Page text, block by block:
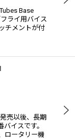
Base
ライ用バイス
チメントが付
売以後、長期
イスです。
ロータリー機